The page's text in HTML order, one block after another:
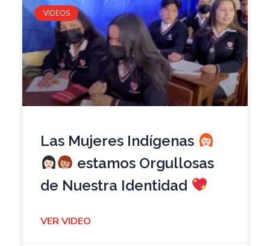
VIDEOS
Las Mujeres Indígenas
estamos Orgullosas
de Nuestra Identidad
VER VIDEO